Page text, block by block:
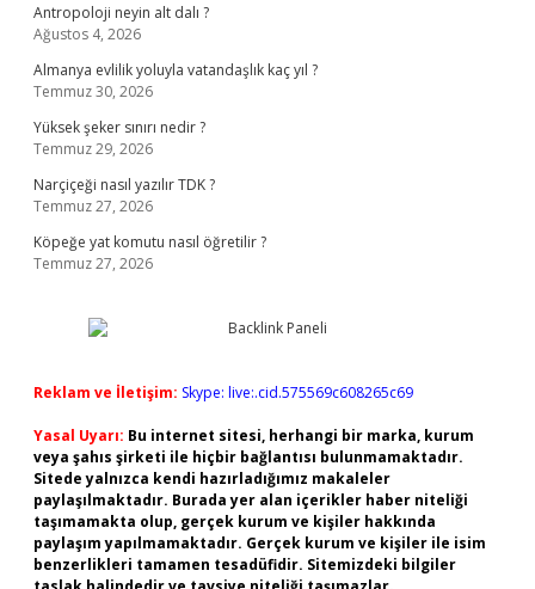
Antropoloji neyin alt dalı ?
Ağustos 4, 2026
Almanya evlilik yoluyla vatandaşlık kaç yıl ?
Temmuz 30, 2026
Yüksek şeker sınırı nedir ?
Temmuz 29, 2026
Narçiçeği nasıl yazılır TDK ?
Temmuz 27, 2026
Köpeğe yat komutu nasıl öğretilir ?
Temmuz 27, 2026
Reklam ve İletişim: Skype: live:.cid.575569c608265c69
Yasal Uyarı: Bu internet sitesi, herhangi bir marka, kurum
veya şahıs şirketi ile hiçbir bağlantısı bulunmamaktadır.
Sitede yalnızca kendi hazırladığımız makaleler
paylaşılmaktadır. Burada yer alan içerikler haber niteliği
taşımamakta olup, gerçek kurum ve kişiler hakkında
paylaşım yapılmamaktadır. Gerçek kurum ve kişiler ile isim
benzerlikleri tamamen tesadüfidir. Sitemizdeki bilgiler